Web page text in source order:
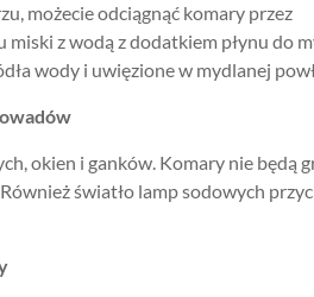
możecie odciągnąć komary przez
z wodą z dodatkiem płynu do
wody i uwięzione w mydlanej
okien i ganków. Komary nie będą
światło lamp sodowych